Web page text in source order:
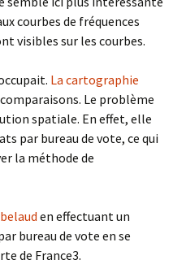
courbes de fréquences
visibles sur les courbes.
La cartographie
Le problème
spatiale. En effet, elle
par bureau de vote, ce qui
la méthode de
en effectuant un
bureau de vote en se
de France3.